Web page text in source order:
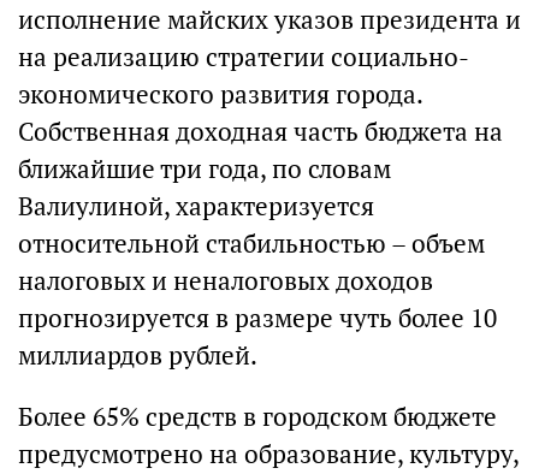
исполнение майских указов президента и
на реализацию стратегии социально-
экономического развития города.
Собственная доходная часть бюджета на
ближайшие три года, по словам
Валиулиной, характеризуется
относительной стабильностью – объем
налоговых и неналоговых доходов
прогнозируется в размере чуть более 10
миллиардов рублей.
Более 65% средств в городском бюджете
предусмотрено на образование, культуру,